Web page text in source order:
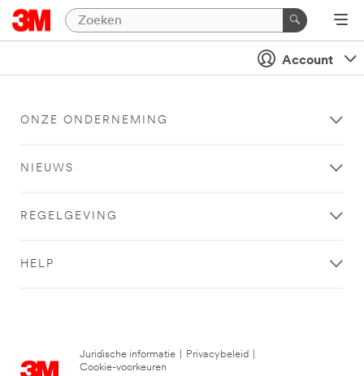
Account
ONZE ONDERNEMING
NIEUWS
REGELGEVING
HELP
Juridische informatie Privacybeleid
Cookie-voorkeuren